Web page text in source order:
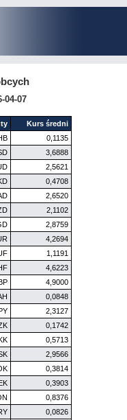
04-07
Kurs średni
0,1135
3,6888
2,5621
0,4708
2,6520
2,1102
2,8759
4,2694
1,1191
4,6223
4,9000
0,0848
2,3127
0,1742
0,5713
2,9566
0,3814
0,3903
0,8376
0,0826